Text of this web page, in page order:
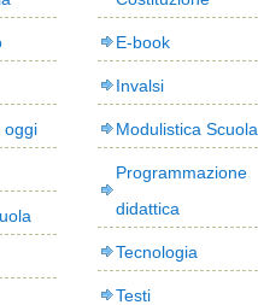
oggi
E-book
Invalsi
Modulistica Scuola
Programmazione
didattica
Tecnologia
Testi